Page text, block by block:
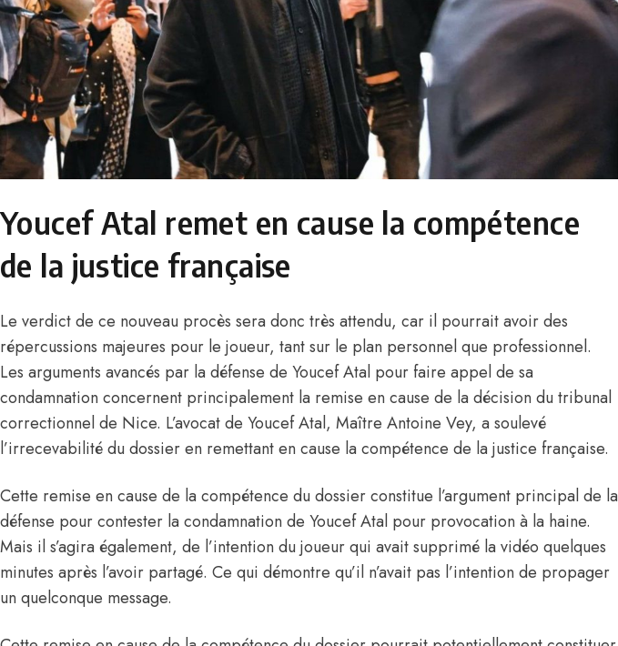
Youcef Atal remet en cause la compétence
de la justice française
Le verdict de ce nouveau procès sera donc très attendu, car il pourrait avoir des
répercussions majeures pour le joueur, tant sur le plan personnel que professionnel.
Les arguments avancés par la défense de Youcef Atal pour faire appel de sa
condamnation concernent principalement la remise en cause de la décision du tribunal
correctionnel de Nice. L’avocat de Youcef Atal, Maître Antoine Vey, a soulevé
l’irrecevabilité du dossier en remettant en cause la compétence de la justice française.
Cette remise en cause de la compétence du dossier constitue l’argument principal de la
défense pour contester la condamnation de Youcef Atal pour provocation à la haine.
Mais il s’agira également, de l’intention du joueur qui avait supprimé la vidéo quelques
minutes après l’avoir partagé. Ce qui démontre qu’il n’avait pas l’intention de propager
un quelconque message.